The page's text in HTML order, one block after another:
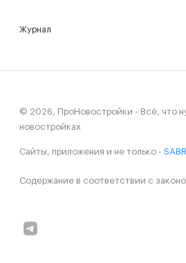
Журнал
© 2026, ПроНовостройки - Всё, что
новостройках
Сайты, приложения и не только - SABR
Содержание в соответствии с